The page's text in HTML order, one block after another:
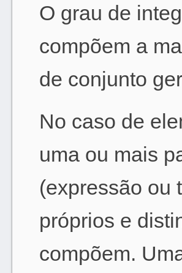
O grau de
compõem a
de conjunto
No caso de
uma ou mais
(expressão ou
próprios e
compõem.